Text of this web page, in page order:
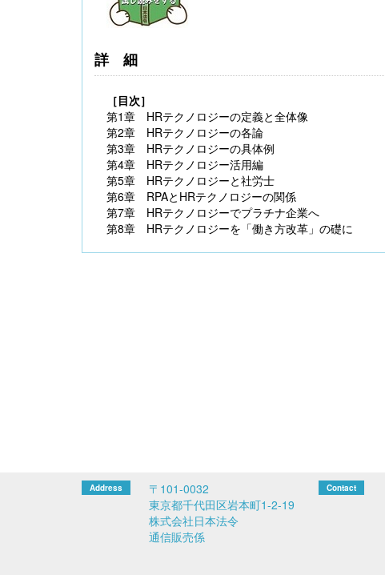
詳細
［目次］
第1章 HRテクノロジーの定義と全体像
第2章 HRテクノロジーの各論
第3章 HRテクノロジーの具体例
第4章 HRテクノロジー活用編
第5章 HRテクノロジーと社労士
第6章 RPAとHRテクノロジーの関係
第7章 HRテクノロジーでプラチナ企業へ
第8章 HRテクノロジーを「働き方改革」の礎に
〒101-0032
東京都千代田区岩本町1-2-19
株式会社日本法令
通信販売係